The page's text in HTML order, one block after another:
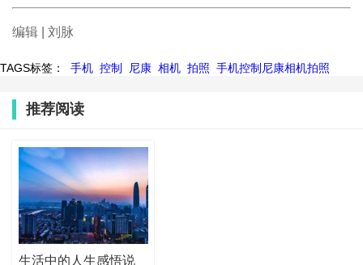
编辑 | 刘脉
TAGS标签： 手机 控制 尼康 相机 拍照 手机控制尼康相机拍照
推荐阅读
生活中的人生感悟说